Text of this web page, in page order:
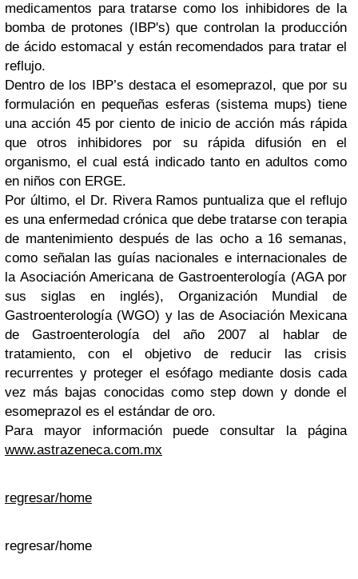
medicamentos para tratarse como los inhibidores de la
bomba de protones (IBP's) que controlan la producción
de ácido estomacal y están recomendados para tratar el
reflujo.
Dentro de los IBP’s destaca el esomeprazol, que por su
formulación en pequeñas esferas (sistema mups) tiene
una acción 45 por ciento de inicio de acción más rápida
que otros inhibidores por su rápida difusión en el
organismo, el cual está indicado tanto en adultos como
en niños con ERGE.
Por último, el Dr. Rivera Ramos puntualiza que el reflujo
es una enfermedad crónica que debe tratarse con terapia
de mantenimiento después de las ocho a 16 semanas,
como señalan las guías nacionales e internacionales de
la Asociación Americana de Gastroenterología (AGA por
sus siglas en inglés), Organización Mundial de
Gastroenterología (WGO) y las de Asociación Mexicana
de Gastroenterología del año 2007 al hablar de
tratamiento, con el objetivo de reducir las crisis
recurrentes y proteger el esófago mediante dosis cada
vez más bajas conocidas como step down y donde el
esomeprazol es el estándar de oro.
Para mayor información puede consultar la página
www.astrazeneca.com.mx
regresar/home
regresar/home